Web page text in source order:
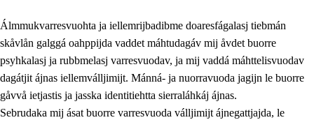
Álmmukvarresvuohta ja iellemrijbadibme doaresfágalasj tiebmán
skåvlån galggá oahppijda vaddet máhtudagáv mij åvdet buorre
psyhkalasj ja rubbmelasj varresvuodav, ja mij vaddá máhttelisvuodav
dagátjit ájnas iellemválljimijt. Mánná- ja nuorravuoda jagijn le buorre
gåvvå ietjastis ja jasska identitiehtta sierraláhkáj ájnas.
Sebrudaka mij ásat buorre varresvuoda válljimijt ájnegattjajda, le